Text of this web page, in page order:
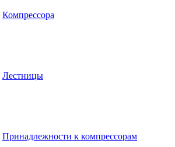
Компрессора
Лестницы
Принадлежности к компрессорам